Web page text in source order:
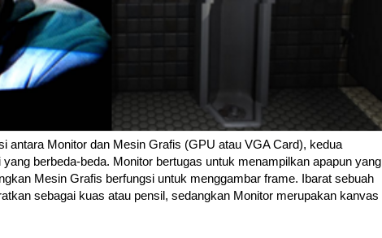
antara Monitor dan Mesin Grafis (GPU atau VGA Card), kedua
berbeda-beda. Monitor bertugas untuk menampilkan apapun yang
Mesin Grafis berfungsi untuk menggambar frame. Ibarat sebuah
sebagai kuas atau pensil, sedangkan Monitor merupakan kanvas